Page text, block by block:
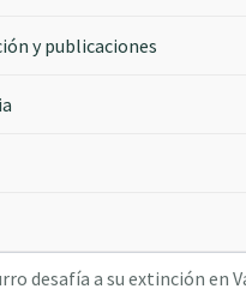
y publicaciones
desafía a su extinción en